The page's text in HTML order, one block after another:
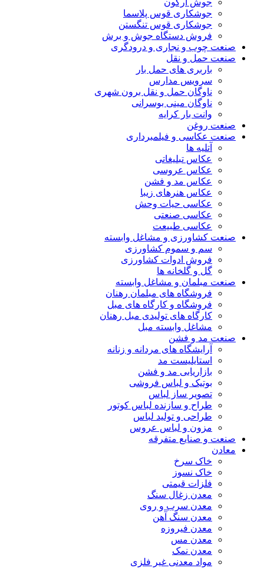
جوش آرگون
جوشکاری قوس پلاسما
جوشکاری قوس تنگستن
فروش دستگاه جوش و برش
صنعت چوب و نجاری و درودگری
صنعت حمل و نقل
باربری های حمل بار
سرویس مدارس
ناوگان حمل و نقل برون شهری
ناوگان مینی بوسرانی
وانت بار کرایه
صنعت روغن
صنعت عکاسی و فیلمبرداری
آتلیه ها
عکاس تبلیغاتی
عکاس عروسی
عکاس مد و فشن
عکاس هنرهای زیبا
عکاسی حیات وحش
عکاسی صنعتی
عکاسی طبیعت
صنعت کشاورزی و مشاغل وابسته
سم و سموم کشاورزی
فروش ادوات کشاورزی
گل و گلخانه ها
صنعت مبلمان و مشاغل وابسته
فروشگاه های مبلمان رهنان
فروشگاه و کارگاه های مبل
کارگاه های تولیدی مبل رهنان
مشاغل وابسته مبل
صنعت مد و فشن
آرایشگاه های مردانه و زنانه
استایلیست مد
بازاریابی مد و فشن
بوتیک و لباس فروشی
تصویر ساز لباس
طراح و سازنده لباس کوتور
طراحی و تولید لباس
مزون و لباس عروس
صنعت و صنایع متفرقه
معادن
خاک سرخ
خاک نسوز
فلزات قیمتی
معدن زغال سنگ
معدن سرب و روی
معدن سنگ آهن
معدن فیروزه
معدن مس
معدن نمک
مواد معدنی غیر فلزی